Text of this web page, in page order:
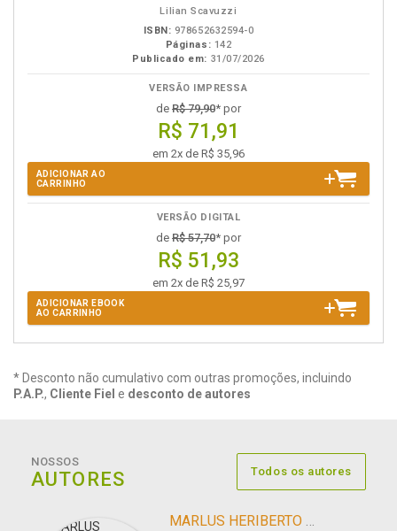
Lilian Scavuzzi
ISBN: 978652632594-0
Páginas: 142
Publicado em: 31/07/2026
VERSÃO IMPRESSA
de R$ 79,90* por
R$ 71,91
em 2x de R$ 35,96
ADICIONAR AO
CARRINHO
VERSÃO DIGITAL
de R$ 57,70* por
R$ 51,93
em 2x de R$ 25,97
ADICIONAR EBOOK
AO CARRINHO
* Desconto não cumulativo com outras promoções, incluindo
P.A.P., Cliente Fiel e desconto de autores
NOSSOS
AUTORES Todos os autores
MARLUS HERIBERTO ARNS DE OLIVEIRA